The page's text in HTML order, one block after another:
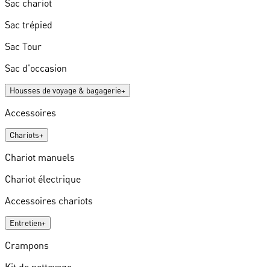
Sac chariot
Sac trépied
Sac Tour
Sac d'occasion
Housses de voyage & bagagerie+
Accessoires
Chariots+
Chariot manuels
Chariot électrique
Accessoires chariots
Entretien+
Crampons